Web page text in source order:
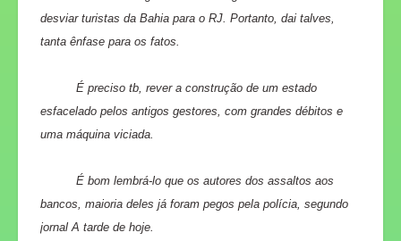
desviar turistas da Bahia para o RJ. Portanto, dai talves,
tanta ênfase para os fatos.
É preciso tb, rever a construção de um estado
esfacelado pelos antigos gestores, com grandes débitos e
uma máquina viciada.
É bom lembrá-lo que os autores dos assaltos aos
bancos, maioria deles já foram pegos pela polícia, segundo
jornal A tarde de hoje.